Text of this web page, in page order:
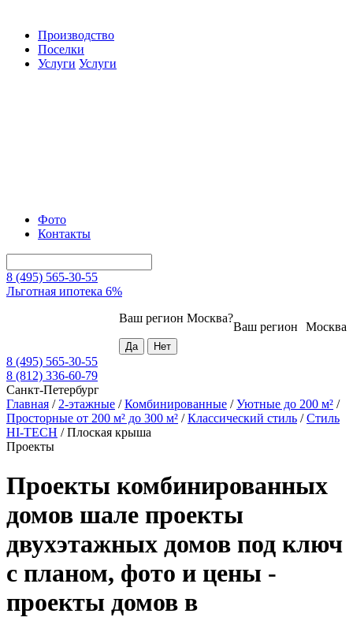
Производство
Поселки
Услуги Услуги
Фото
Контакты
8 (495) 565-30-55
Льготная ипотека 6%
Москва
Ваш регион
Ваш регион Москва?
8 (495) 565-30-55
8 (812) 336-60-79
Санкт-Петербург
Главная / 2-этажные /Комбинированные /Уютные до 200 м² /
Просторные от 200 м² до 300 м² /Классический стиль /Стиль
HI-TECH /Плоская крыша
Проекты
Проекты комбинированных
домов шале проекты
двухэтажных домов под ключ
с планом, фото и цены -
проекты домов в